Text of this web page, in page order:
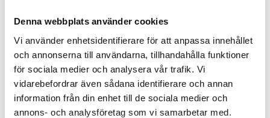
Denna webbplats använder cookies
Vi använder enhetsidentifierare för att anpassa innehållet
och annonserna till användarna, tillhandahålla funktioner
för sociala medier och analysera vår trafik. Vi
vidarebefordrar även sådana identifierare och annan
information från din enhet till de sociala medier och
annons- och analysföretag som vi samarbetar med.